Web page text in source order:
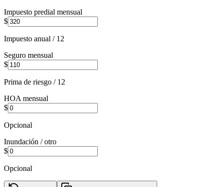
Impuesto predial mensual
$
Impuesto anual / 12
Seguro mensual
$
Prima de riesgo / 12
HOA mensual
$
Opcional
Inundación / otro
$
Opcional